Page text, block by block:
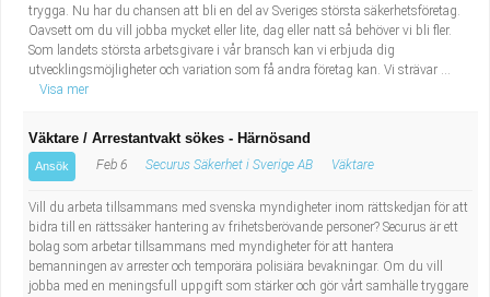
trygga. Nu har du chansen att bli en del av Sveriges största säkerhetsföretag.
Oavsett om du vill jobba mycket eller lite, dag eller natt så behöver vi bli fler.
Som landets största arbetsgivare i vår bransch kan vi erbjuda dig
utvecklingsmöjligheter och variation som få andra företag kan. Vi strävar ...
Visa mer
Väktare / Arrestantvakt sökes - Härnösand
Ansök Feb 6 Securus Säkerhet i Sverige AB Väktare
Vill du arbeta tillsammans med svenska myndigheter inom rättskedjan för att
bidra till en rättssäker hantering av frihetsberövande personer? Securus är ett
bolag som arbetar tillsammans med myndigheter för att hantera
bemanningen av arrester och temporära polisiära bevakningar. Om du vill
jobba med en meningsfull uppgift som stärker och gör vårt samhälle tryggare